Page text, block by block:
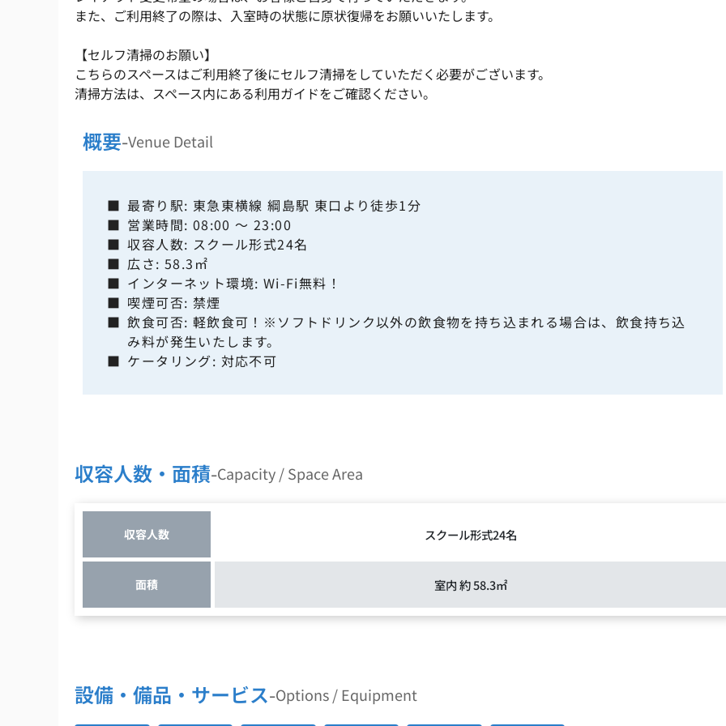
また、ご利用終了の際は、入室時の状態に原状復帰をお願いいたします。
【セルフ清掃のお願い】
こちらのスペースはご利用終了後にセルフ清掃をしていただく必要がございます。
清掃方法は、スペース内にある利用ガイドをご確認ください。
概要-Venue Detail
■ 最寄り駅: 東急東横線 綱島駅 東口より徒歩1分
■ 営業時間: 08:00 ～ 23:00
■ 収容人数: スクール形式24名
■ 広さ: 58.3㎡
■ インターネット環境: Wi-Fi無料！
■ 喫煙可否: 禁煙
■ 飲食可否: 軽飲食可！※ソフトドリンク以外の飲食物を持ち込まれる場合は、飲食持ち込
み料が発生いたします。
■ ケータリング: 対応不可
収容人数・面積-Capacity / Space Area
収容人数 スクール形式24名
面積 室内 約 58.3㎡
設備・備品・サービス-Options / Equipment